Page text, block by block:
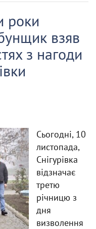
роки
взяв
з нагоди
Сьогодні, 10
листопада,
Снігурівка
відзначає
третю
річницю з
дня
визволення